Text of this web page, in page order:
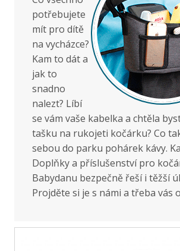
potřebujete
mít pro dítě
na vycházce?
Kam to dát a
jak to
snadno
nalezt? Líbí
se vám vaše kabelka a chtěla
tašku na rukojeti kočárku? Co
sebou do parku pohárek kávy.
Doplňky a příslušenství pro
Babydanu bezpečně řeší i těžší
Projděte si je s námi a třeba vás